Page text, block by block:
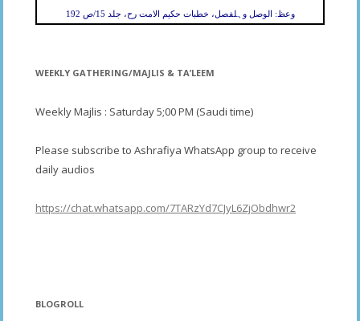
وعظ: الوصل وہلفصل، خطبات حکیم الامت رح، جلد 15/ص 192
WEEKLY GATHERING/MAJLIS & TA’LEEM
Weekly Majlis : Saturday 5;00 PM (Saudi time)
Please subscribe to Ashrafiya WhatsApp group to receive
daily audios
https://chat.whatsapp.com/7TARzYd7CJyL6ZjObdhwr2
BLOGROLL